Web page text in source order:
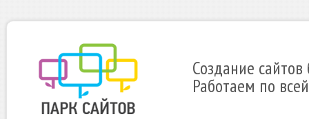
Создание
Работаем по